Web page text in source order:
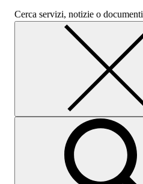
Cerca servizi, notizie o documenti